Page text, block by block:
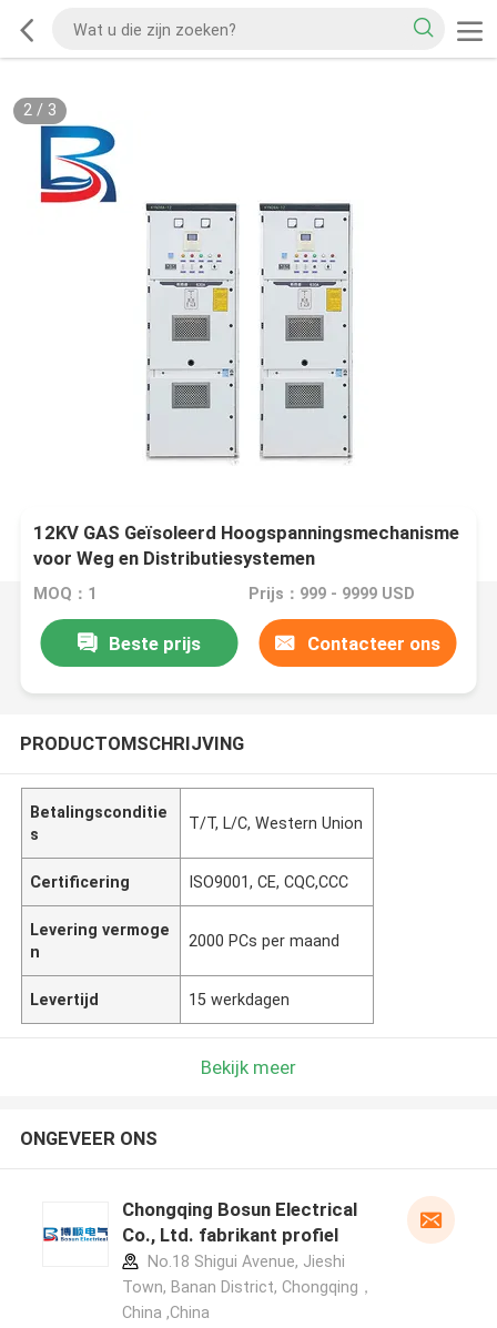
2/ 3
12KV GAS Geïsoleerd Hoogspanningsmechanisme
voor Weg en Distributiesystemen
MOQ：1 Prijs：999 - 9999 USD
Beste prijs Contacteer ons
PRODUCTOMSCHRIJVING
Betalingsconditie
s
T/T, L/C, Western Union
Certificering ISO9001, CE, CQC,CCC
Levering vermoge
n
2000 PCs per maand
Levertijd 15 werkdagen
Bekijk meer
ONGEVEER ONS
Chongqing Bosun Electrical
Co., Ltd. fabrikant profiel
No.18 Shigui Avenue, Jieshi
Town, Banan District, Chongqing，
China ,China